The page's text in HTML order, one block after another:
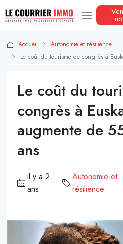
Accueil
Autonomie et résilience
Le coût du tourisme de congrès à
Le coût du
congrès à
augmente de
ans
il y a 2
ans
Autonomie et
résilience